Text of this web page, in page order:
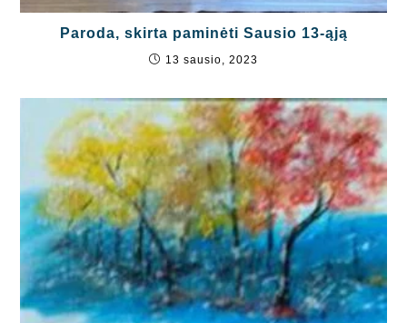
Paroda, skirta paminėti Sausio 13-ąją
13 sausio, 2023